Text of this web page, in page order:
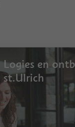
Logies en
st.Ulrich